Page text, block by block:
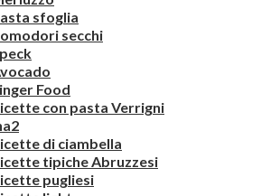
sfoglia
secchi
Food
con pasta Verrigni
di ciambella
tipiche Abruzzesi
pugliesi